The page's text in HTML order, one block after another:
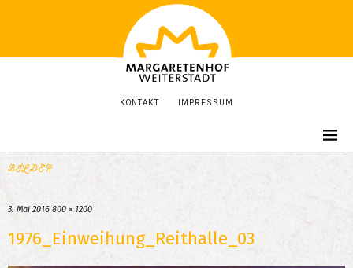
KONTAKT IMPRESSUM
BILDER
3. Mai 2016 800 × 1200
1976_Einweihung_Reithalle_03